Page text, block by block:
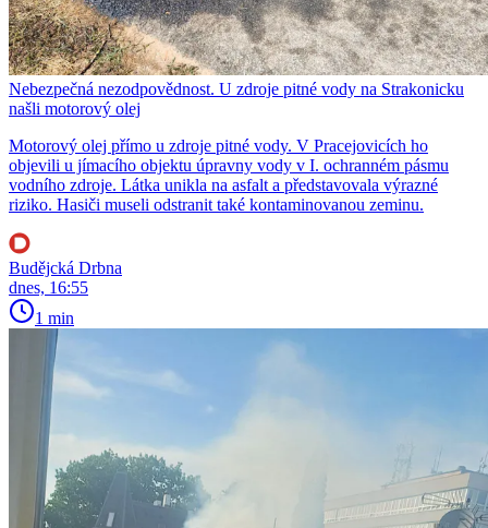
Nebezpečná nezodpovědnost. U zdroje pitné vody na Strakonicku
našli motorový olej
Motorový olej přímo u zdroje pitné vody. V Pracejovicích ho
objevili u jímacího objektu úpravny vody v I. ochranném pásmu
vodního zdroje. Látka unikla na asfalt a představovala výrazné
riziko. Hasiči museli odstranit také kontaminovanou zeminu.
Budějcká Drbna
dnes, 16:55
1 min